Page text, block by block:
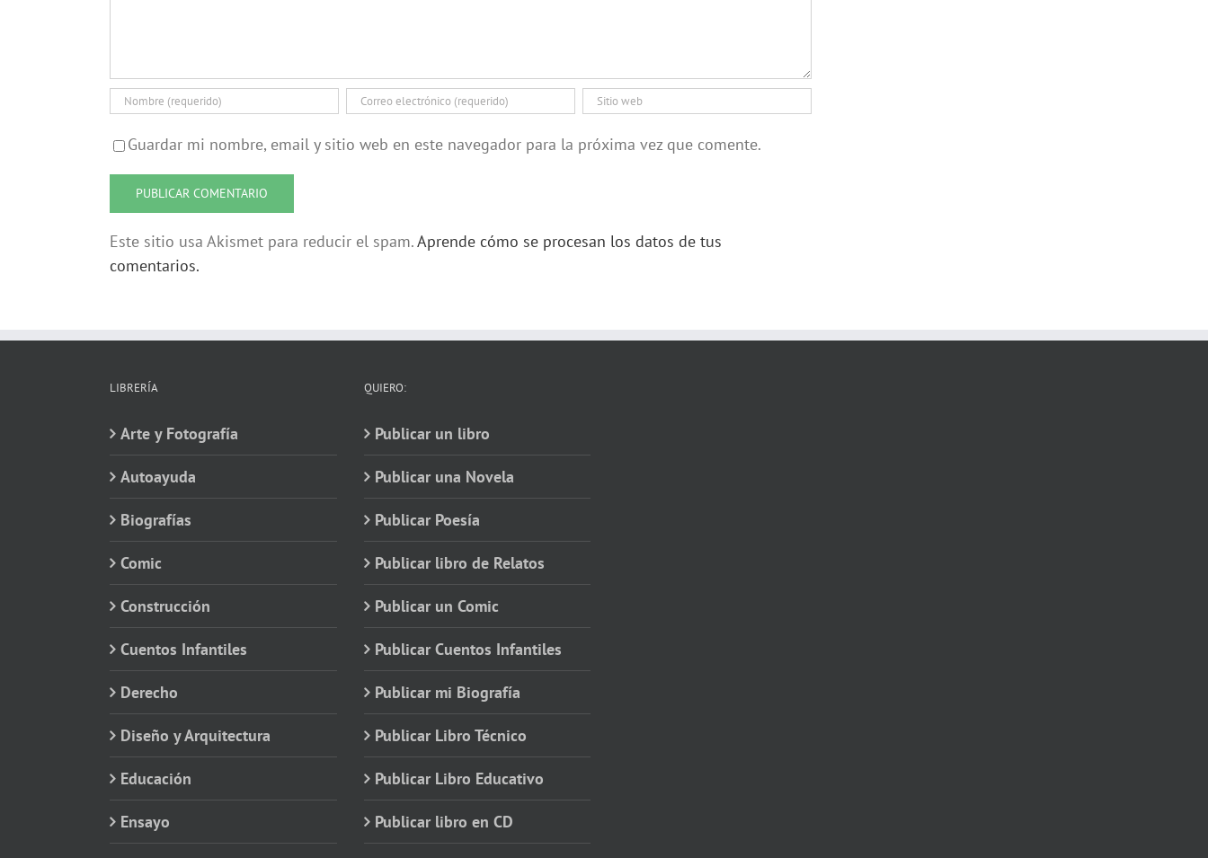
Guardar mi nombre, email y sitio web en este navegador para la próxima vez que comente.
Este sitio usa Akismet para reducir el spam.Aprende cómo se procesan los datos de tus
comentarios.
LIBRERÍA
Arte y Fotografía
Autoayuda
Biografías
Comic
Construcción
Cuentos Infantiles
Derecho
Diseño y Arquitectura
Educación
Ensayo
QUIERO:
Publicar un libro
Publicar una Novela
Publicar Poesía
Publicar libro de Relatos
Publicar un Comic
Publicar Cuentos Infantiles
Publicar mi Biografía
Publicar Libro Técnico
Publicar Libro Educativo
Publicar libro en CD